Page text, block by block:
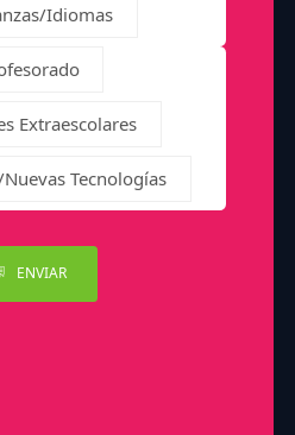
Idiomas
Extraescolares
Tecnologías
ENVIAR